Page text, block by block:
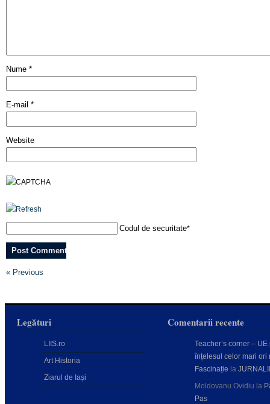
Nume *
E-mail *
Website
Codul de securitate*
« Previous
Legături
LIIS.ro
Art Historia
Ziarul de Iași
Comentarii recente
Teacher’s corner – UE
înțelesul celor mari ori
Fascinație la
Moldovanu Ovidiu la
Pas